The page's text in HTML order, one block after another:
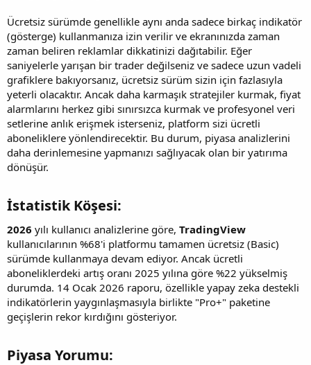
Ücretsiz sürümde genellikle aynı anda sadece birkaç indikatör
(gösterge) kullanmanıza izin verilir ve ekranınızda zaman
zaman beliren reklamlar dikkatinizi dağıtabilir. Eğer
saniyelerle yarışan bir trader değilseniz ve sadece uzun vadeli
grafiklere bakıyorsanız, ücretsiz sürüm sizin için fazlasıyla
yeterli olacaktır. Ancak daha karmaşık stratejiler kurmak, fiyat
alarmlarını herkez gibi sınırsızca kurmak ve profesyonel veri
setlerine anlık erişmek isterseniz, platform sizi ücretli
aboneliklere yönlendirecektir. Bu durum, piyasa analizlerini
daha derinlemesine yapmanızı sağlıyacak olan bir yatırıma
dönüşür.
İstatistik Köşesi:​
2026 yılı kullanıcı analizlerine göre, TradingView
kullanıcılarının %68'i platformu tamamen ücretsiz (Basic)
sürümde kullanmaya devam ediyor. Ancak ücretli
aboneliklerdeki artış oranı 2025 yılına göre %22 yükselmiş
durumda. 14 Ocak 2026 raporu, özellikle yapay zeka destekli
indikatörlerin yaygınlaşmasıyla birlikte "Pro+" paketine
geçişlerin rekor kırdığını gösteriyor.
Piyasa Yorumu:​